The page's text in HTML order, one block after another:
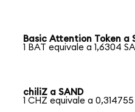
Basic Attention Token a
1 BAT equivale a 1,6304
chiliZ a SAND
1 CHZ equivale a